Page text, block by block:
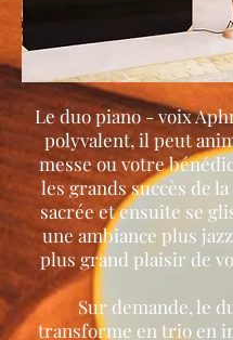
Le duo piano - voix
polyvalent, il peut
messe ou votre
les grands succès de
sacrée et ensuite se
une ambiance plus
plus grand plaisir de
Sur demande, le
transforme en trio en